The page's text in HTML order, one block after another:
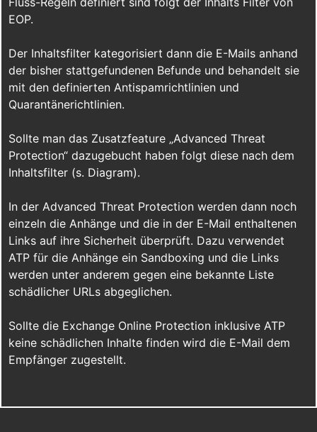
EOP.
Der Inhaltsfilter kategorisiert dann die E-Mails anhand
der bisher stattgefundenen Befunde und behandelt sie
mit den definierten Antispamrichtlinien und
Quarantänerichtlinien.
Sollte man das Zusatzfeature „Advanced Threat
Protection“ dazugebucht haben folgt diese nach dem
Inhaltsfilter (s. Diagram).
In der Advanced Threat Protection werden dann noch
einzeln die Anhänge und die in der E-Mail enthaltenen
Links auf ihre Sicherheit überprüft. Dazu verwendet
ATP für die Anhänge ein Sandboxing und die Links
werden unter anderem gegen eine bekannte Liste
schädlicher URLs abgeglichen.
Sollte die Exchange Online Protection inklusive ATP
keine schädlichen Inhalte finden wird die E-Mail dem
Empfänger zugestellt.